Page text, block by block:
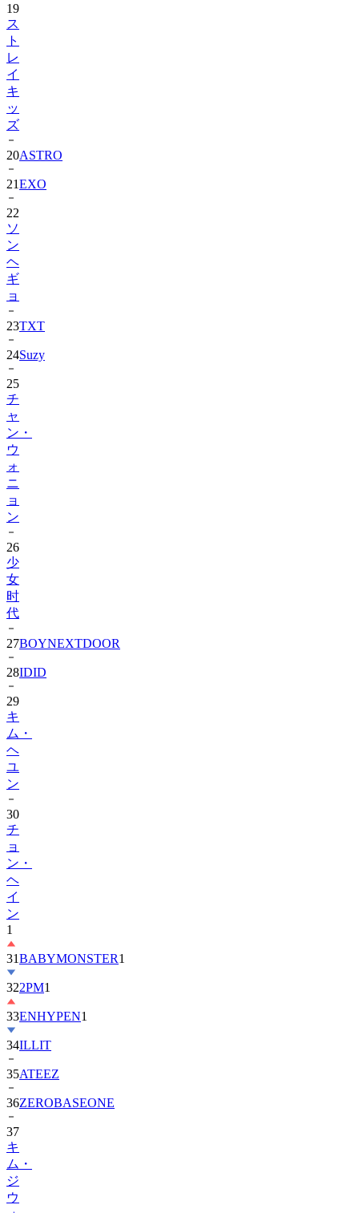
ト
レ
イ
キ
ッ
ズ
20
21EXO
22
ソ
ン
ヘ
ギ
ョ
23
24Suzy
25
チ
ャ
ン・
ウ
ォ
ニ
ョ
ン
26
少
女
时
代
27
28IDID
29
キ
ム・
ヘ
ユ
ン
30
チ
ョ
ン・
ヘ
イ
ン
1
31
322PM1
33ENHYPEN
34ILLIT
35ATEEZ
36ZEROBASEONE
37
キ
ム・
ジ
ウ
ォ
ン